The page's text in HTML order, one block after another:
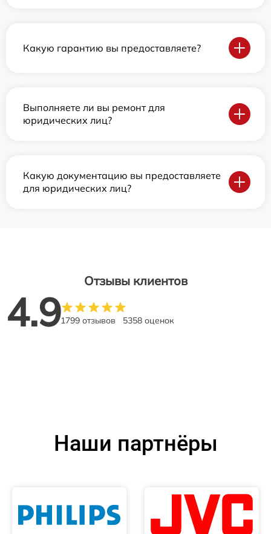
Какую гарантию вы предоставляете?
Выполняете ли вы ремонт для
юридических лиц?
Какую документацию вы предоставляете
для юридических лиц?
Отзывы клиентов
4.91799 отзывов 5358 оценок
Наши партнёры